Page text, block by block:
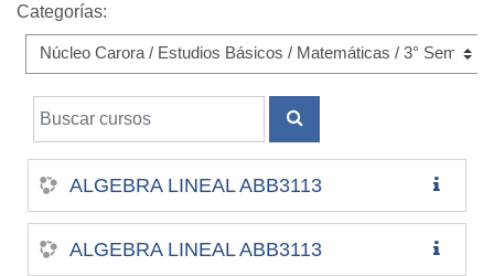
Categorías:
Buscar cursos
BUSCAR CURSOS
ALGEBRA LINEAL ABB3113
ALGEBRA LINEAL ABB3113